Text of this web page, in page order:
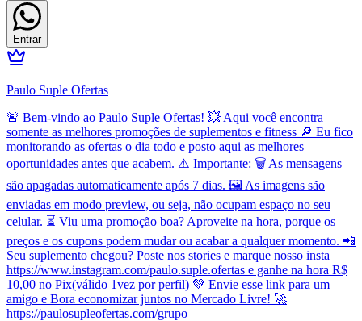
Entrar
Paulo Suple Ofertas
🚨 Bem-vindo ao Paulo Suple Ofertas! 💥 Aqui você encontra
somente as melhores promoções de suplementos e fitness 🔎 Eu fico
monitorando as ofertas o dia todo e posto aqui as melhores
oportunidades antes que acabem. ⚠️ Importante: 🗑️ As mensagens
são apagadas automaticamente após 7 dias. 🖼️ As imagens são
enviadas em modo preview, ou seja, não ocupam espaço no seu
celular. ⏳ Viu uma promoção boa? Aproveite na hora, porque os
preços e os cupons podem mudar ou acabar a qualquer momento. 📲
Seu suplemento chegou? Poste nos stories e marque nosso insta
https://www.instagram.com/paulo.suple.ofertas e ganhe na hora R$
10,00 no Pix(válido 1vez por perfil) 💚 Envie esse link para um
amigo e Bora economizar juntos no Mercado Livre! 🚀
https://paulosupleofertas.com/grupo